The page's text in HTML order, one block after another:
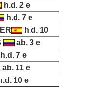
h.d. 2 e
h.d. 7 e
h.d. 10
ab. 3 e
h.d. 7 e
ab. 11 e
h.d. 10 e